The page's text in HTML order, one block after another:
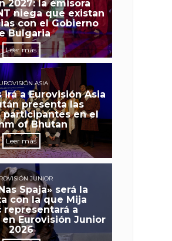
2027: la emisora
niega que existan
con el Gobierno
Bulgaria
Leer más
ASIA
irá a Eurovisión Asia
presenta las
participantes en el
of Bhutan
Leer más
JUNIOR
Spaja» será la
con la que Mija
representará a
Eurovisión Junior
2026